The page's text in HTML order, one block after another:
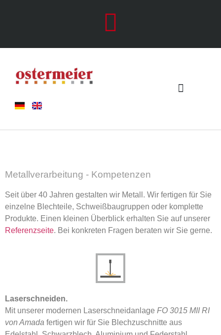
Metallverarbeitung - Kompetenzen
Seit über 40 Jahren gestalten wir Metall. Wir fertigen für Sie
einzelne Blechteile, Schweißbaugruppen oder komplette
Produkte. Einen kleinen Überblick erhalten Sie auf unserer
Referenzseite. Bei konkreten Fragen beraten wir Sie gerne.
Laserschneiden.
Mit unserer modernen Laserschneidanlage FO 3015 MII RI
von Amada fertigen wir für Sie Blechzuschnitte aus